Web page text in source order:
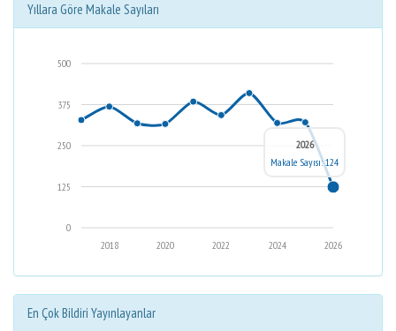
Yıllara Göre Makale Sayıları
0
125
250
375
500
2026
2024
2022
2020
2018
2026
Makale Sayısı: 124
En Çok Bildiri Yayınlayanlar